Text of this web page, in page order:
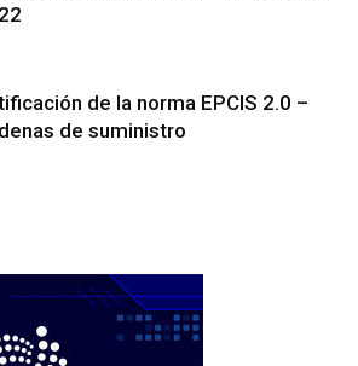
de la norma EPCIS 2.0 –
de suministro